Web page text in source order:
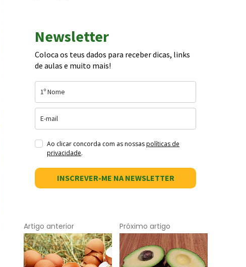
Newsletter
Coloca os teus dados para receber dicas, links
de aulas e muito mais!
Ao clicar concorda com as nossaspolíticas de
privacidade.
INSCREVER-ME NA NEWSLETTER
Artigo anterior Próximo artigo